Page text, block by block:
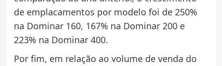
de emplacamentos por modelo foi de 250%
na Dominar 160, 167% na Dominar 200 e
223% na Dominar 400.
Por fim, em relação ao volume de venda do